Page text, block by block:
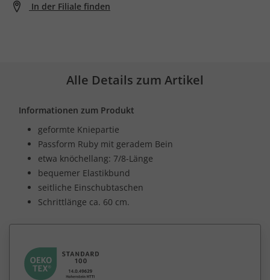
In der Filiale finden
Alle Details zum Artikel
Informationen zum Produkt
geformte Kniepartie
Passform Ruby mit geradem Bein
etwa knöchellang: 7/8-Länge
bequemer Elastikbund
seitliche Einschubtaschen
Schrittlänge ca. 60 cm.